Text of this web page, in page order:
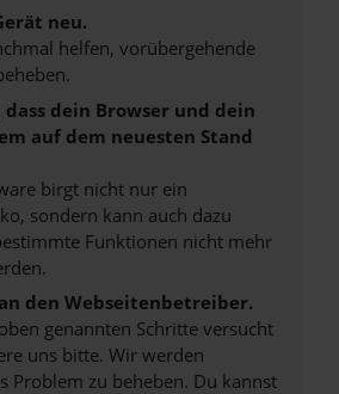
neu.
helfen, vorübergehende
dass dein Browser und dein
auf dem neuesten Stand
birgt nicht nur ein
sondern kann auch dazu
Funktionen nicht mehr
den Webseitenbetreiber.
genannten Schritte versucht
uns bitte. Wir werden
Problem zu beheben. Du kannst